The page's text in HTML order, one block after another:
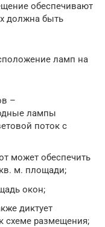
обеспечивают
должна быть
ламп на
–
лампы
поток с
может обеспечить
м. площади;
окон;
диктует
схеме размещения;